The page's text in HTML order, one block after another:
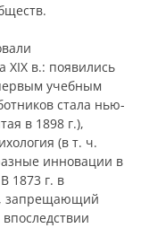
XIX в.: появились
учебным
стала нью-
в 1898 г.),
(в т. ч.
инновации в
1873 г. в
запрещающий